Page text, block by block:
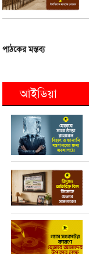
পাঠকের মন্তব্য
আইডিয়া